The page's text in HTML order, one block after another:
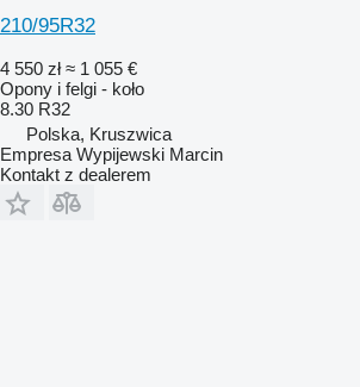
210/95R32
4 550 zł ≈ 1 055 €
Opony i felgi - koło
8.30 R32
Polska, Kruszwica
Empresa Wypijewski Marcin
Kontakt z dealerem